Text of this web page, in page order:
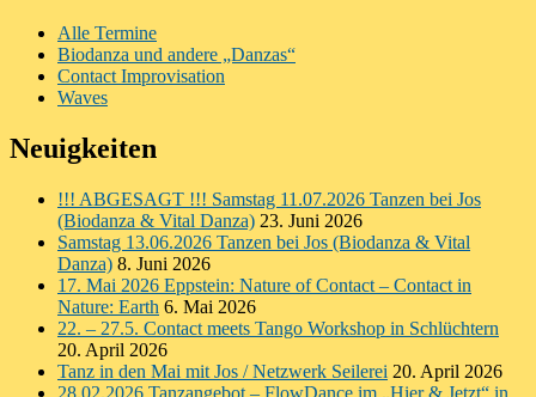
Alle Termine
Biodanza und andere „Danzas“
Contact Improvisation
Waves
Neuigkeiten
!!! ABGESAGT !!! Samstag 11.07.2026 Tanzen bei Jos
(Biodanza & Vital Danza) 23. Juni 2026
Samstag 13.06.2026 Tanzen bei Jos (Biodanza & Vital
Danza) 8. Juni 2026
17. Mai 2026 Eppstein: Nature of Contact – Contact in
Nature: Earth 6. Mai 2026
22. – 27.5. Contact meets Tango Workshop in Schlüchtern
20. April 2026
Tanz in den Mai mit Jos / Netzwerk Seilerei 20. April 2026